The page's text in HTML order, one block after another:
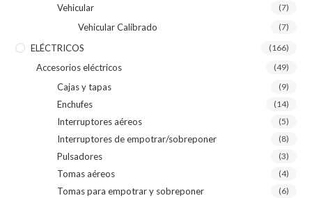
Vehicular (7)
Vehicular Calibrado (7)
ELÉCTRICOS (166)
Accesorios eléctricos (49)
Cajas y tapas (9)
Enchufes (14)
Interruptores aéreos (5)
Interruptores de empotrar/sobreponer (8)
Pulsadores (3)
Tomas aéreos (4)
Tomas para empotrar y sobreponer (6)